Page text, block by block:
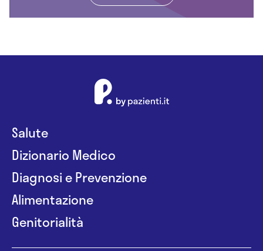
Salute
Dizionario Medico
Diagnosi e Prevenzione
Alimentazione
Genitorialità